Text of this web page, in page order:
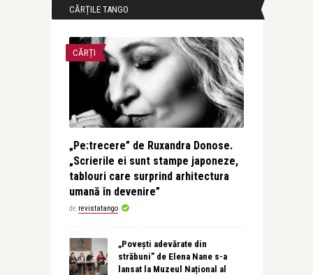
CĂRȚILE TANGO
CĂRȚI
„Pe:trecere” de Ruxandra Donose.
„Scrierile ei sunt stampe japoneze,
tablouri care surprind arhitectura
umană în devenire”
de revistatango
„Povești adevărate din
străbuni” de Elena Nane s-a
lansat la Muzeul Național al